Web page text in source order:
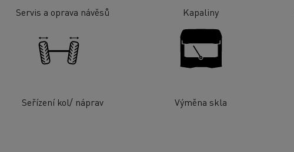
Servis a oprava návěsů Kapaliny
Seřízení kol/ náprav Výměna skla